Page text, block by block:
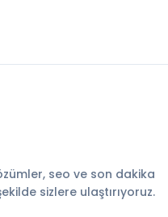
seo ve son dakika
sizlere ulaştırıyoruz.